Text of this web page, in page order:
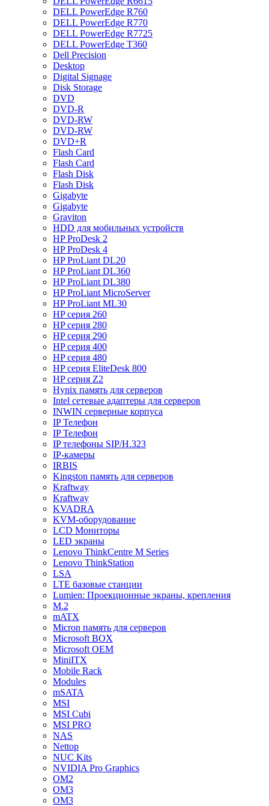
DELL PowerEdge R760
DELL PowerEdge R770
DELL PowerEdge R7725
DELL PowerEdge T360
Dell Precision
Desktop
Digital Signage
Disk Storage
DVD
DVD-R
DVD-RW
DVD-RW
DVD+R
Flash Card
Flash Card
Flash Disk
Flash Disk
Gigabyte
Gigabyte
Graviton
HDD для мобильных устройств
HP ProDesk 2
HP ProDesk 4
HP ProLiant DL20
HP ProLiant DL360
HP ProLiant DL380
HP ProLiant MicroServer
HP ProLiant ML30
HP серия 260
HP серия 280
HP серия 290
HP серия 400
HP серия 480
HP серия EliteDesk 800
HP серия Z2
Hynix память для серверов
Intel сетевые адаптеры для серверов
INWIN серверные корпуса
IP Телефон
IP Телефон
IP телефоны SIP/H.323
IP-камеры
IRBIS
Kingston память для серверов
Kraftway
Kraftway
KVADRA
KVM-оборудование
LCD Мониторы
LED экраны
Lenovo ThinkCentre M Series
Lenovo ThinkStation
LSA
LTE базовые станции
Lumien: Проекционные экраны, крепления
M.2
mATX
Micron память для серверов
Microsoft BOX
Microsoft OEM
MiniITX
Mobile Rack
Modules
mSATA
MSI
MSI Cubi
MSI PRO
NAS
Nettop
NUC Kits
NVIDIA Pro Graphics
OM2
OM3
OM3